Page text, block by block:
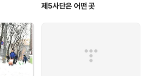
제5사단은 어떤 곳